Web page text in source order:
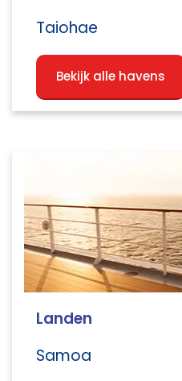
Taiohae
Bekijk alle havens
Landen
Samoa